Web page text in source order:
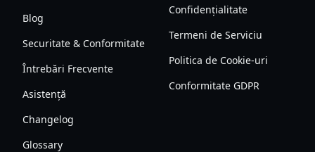
Blog
Securitate & Conformitate
Întrebări Frecvente
Asistență
Changelog
Glossary
Confidențialitate
Termeni de Serviciu
Politica de Cookie-uri
Conformitate GDPR